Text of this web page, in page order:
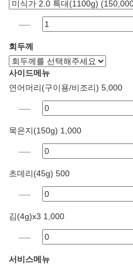
회두께
사이드메뉴
연어머리(구이용/비조리) 5,000
묵은지(150g) 1,000
초데리(45g) 500
김(4g)x3 1,000
서비스메뉴